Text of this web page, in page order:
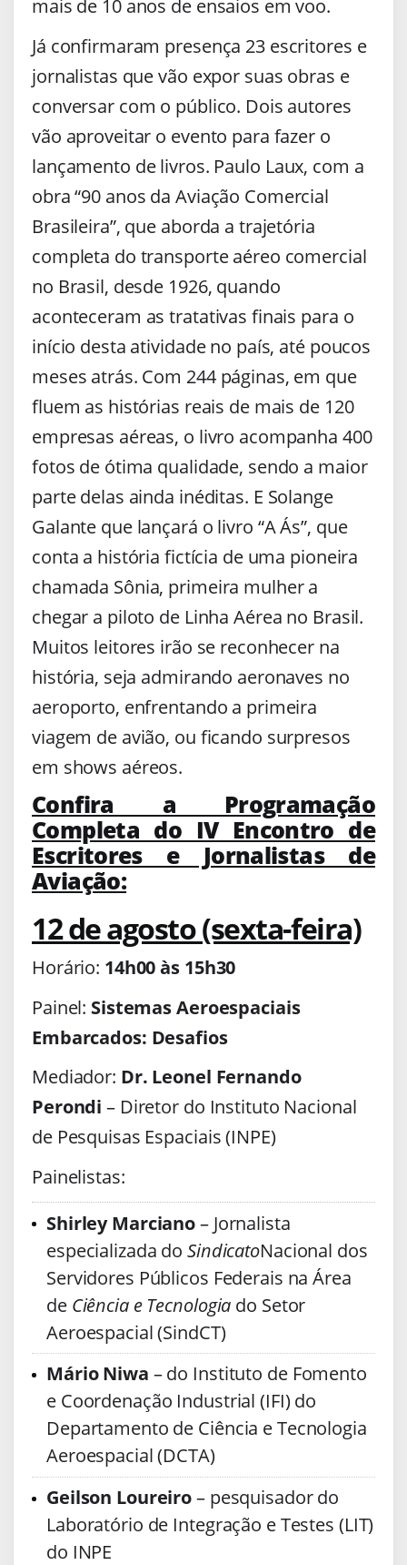
mais de 10 anos de ensaios em voo.
Já confirmaram presença 23 escritores e
jornalistas que vão expor suas obras e
conversar com o público. Dois autores
vão aproveitar o evento para fazer o
lançamento de livros. Paulo Laux, com a
obra “90 anos da Aviação Comercial
Brasileira”, que aborda a trajetória
completa do transporte aéreo comercial
no Brasil, desde 1926, quando
aconteceram as tratativas finais para o
início desta atividade no país, até poucos
meses atrás. Com 244 páginas, em que
fluem as histórias reais de mais de 120
empresas aéreas, o livro acompanha 400
fotos de ótima qualidade, sendo a maior
parte delas ainda inéditas. E Solange
Galante que lançará o livro “A Ás”, que
conta a história fictícia de uma pioneira
chamada Sônia, primeira mulher a
chegar a piloto de Linha Aérea no Brasil.
Muitos leitores irão se reconhecer na
história, seja admirando aeronaves no
aeroporto, enfrentando a primeira
viagem de avião, ou ficando surpresos
em shows aéreos.
Confira a Programação
Completa do IV Encontro de
Escritores e Jornalistas de
Aviação:
12 de agosto (sexta-feira)
Horário: 14h00 às 15h30
Painel: Sistemas Aeroespaciais
Embarcados: Desafios
Mediador: Dr. Leonel Fernando
Perondi – Diretor do Instituto Nacional
de Pesquisas Espaciais (INPE)
Painelistas:
Shirley Marciano– Jornalista
especializada doSindicatoNacional dos
Servidores Públicos Federais na Área
de Ciência e Tecnologia do Setor
Aeroespacial (SindCT)
Mário Niwa – do Instituto de Fomento
e Coordenação Industrial (IFI) do
Departamento de Ciência e Tecnologia
Aeroespacial (DCTA)
Geilson Loureiro– pesquisador do
Laboratório de Integração e Testes (LIT)
do INPE